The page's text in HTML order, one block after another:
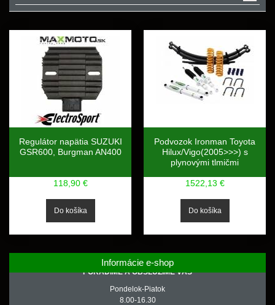
Regulátor napätia SUZUKI
GSR600, Burgman AN400
118,90 €
Podvozok Ironman Toyota
Hilux/Vigo(2005>>>) s
plynovými tlmičmi
1522,13 €
Informácie e-shop
PORADÍME A OBSLÚŽIME VÁS
Pondelok-Piatok
8.00-16.30